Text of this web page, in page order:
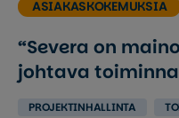
ASIAKASKOKEMUKSIA
“Severa on
johtava
PROJEKTINHALLINTA